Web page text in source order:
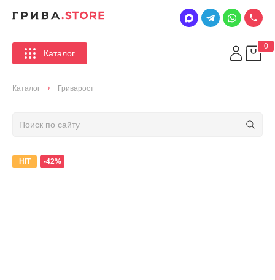
Каталог
0
Каталог Гриварост
HIT -42%